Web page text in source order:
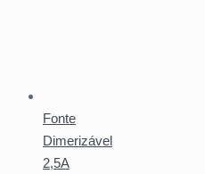
Fonte
Dimerizável
2,5A